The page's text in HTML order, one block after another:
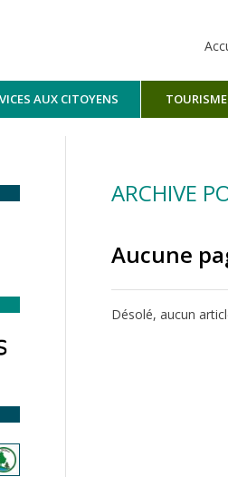
AUX CITOYENS
ARCHIVE
Aucune
Désolé, aucun